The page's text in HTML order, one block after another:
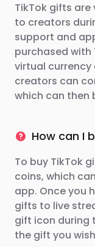
TikTok gifts
to creators
support and
purchased with
virtual currency
creators can
which can then
How can I
To buy TikTok
coins, which
app. Once you
gifts to live
gift icon during
the gift you